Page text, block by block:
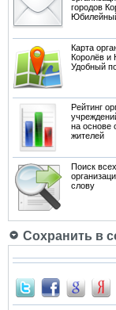
городов
Карта
Королёв и
Удобный
Рейтинг
на основе
жителей
Поиск
слову
Сохранить в